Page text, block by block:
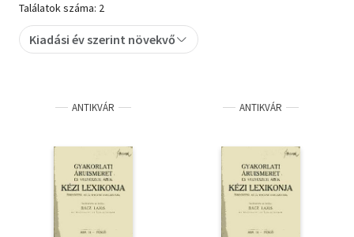
Gyermek- és ifjúsági
Művészet
Szakkönyv
Szótár, nyelvkönyv
Találatok száma: 2
Kiadási év szerint növekvő
ANTIKVÁR ANTIKVÁR